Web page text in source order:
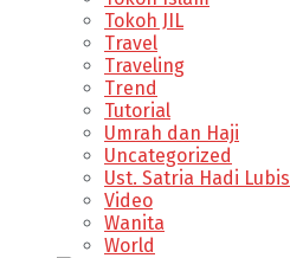
Tokoh JIL
Travel
Traveling
Trend
Tutorial
Umrah dan Haji
Uncategorized
Ust. Satria Hadi Lubis
Video
Wanita
World